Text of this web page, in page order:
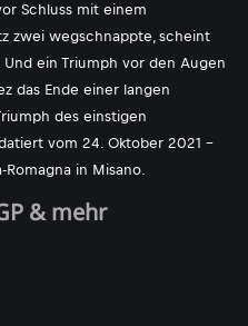
Schluss mit einem
zwei wegschnappte, scheint
ein Triumph vor den Augen
das Ende einer langen
des einstigen
vom 24. Oktober 2021 -
Romagna in Misano.
& mehr